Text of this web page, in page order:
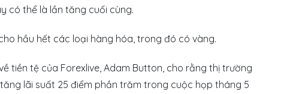
có thể là lần tăng cuối cùng.
hầu hết các loại hàng hóa, trong đó có vàng.
tiền tệ của Forexlive, Adam Button, cho rằng thị trường
lãi suất 25 điểm phần trăm trong cuộc họp tháng 5